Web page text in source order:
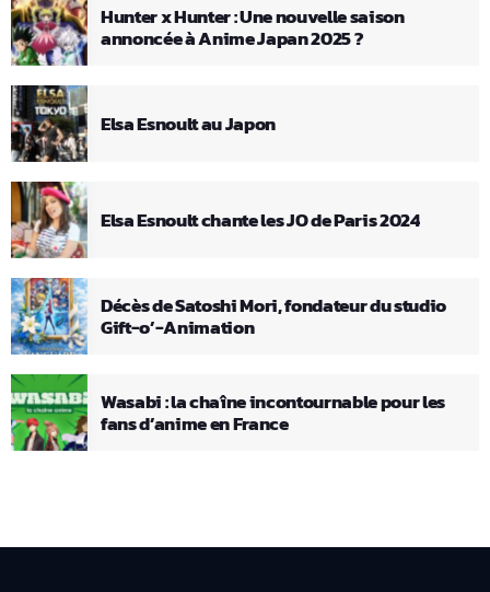
Hunter x Hunter : Une nouvelle saison
annoncée à Anime Japan 2025 ?
Elsa Esnoult au Japon
Elsa Esnoult chante les JO de Paris 2024
Décès de Satoshi Mori, fondateur du studio
Gift-o’-Animation
Wasabi : la chaîne incontournable pour les
fans d’anime en France